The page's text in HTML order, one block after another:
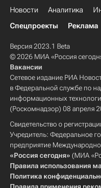
Новости Аналитика
Спецпроекты
Реклама
Версия 2023.1 Beta
© 2026 МИА «Россия
Вакансии
Сетевое издание РИА
в Федеральной службе по
информационных
(Роскомнадзор) 08 апреля
Свидетельство о
Учредитель: Федеральное
предприятие
«Россия сегодня» (МИА
Правила использования
Политика